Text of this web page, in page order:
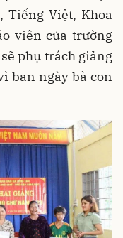
Tiếng Việt, Khoa
viên của trường
phụ trách giảng
ban ngày bà con